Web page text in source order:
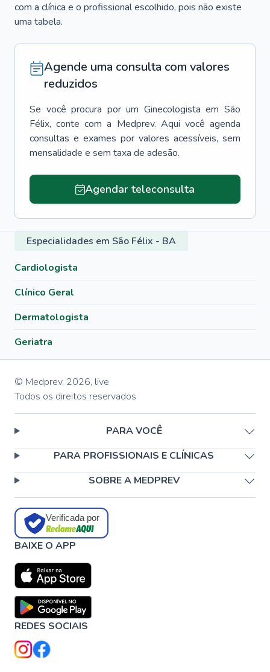
com a clínica e o profissional escolhido, pois não existe
uma tabela.
Agende uma consulta com valores
reduzidos
Se você procura por um Ginecologista em São
Félix, conte com a Medprev. Aqui você agenda
consultas e exames por valores acessíveis, sem
mensalidade e sem taxa de adesão.
Agendar teleconsulta
Especialidades em São Félix - BA
Cardiologista
Clínico Geral
Dermatologista
Geriatra
© Medprev, 2026, live
Todos os direitos reservados
PARA VOCÊ
PARA PROFISSIONAIS E CLÍNICAS
SOBRE A MEDPREV
Verificada por
BAIXE O APP
REDES SOCIAIS